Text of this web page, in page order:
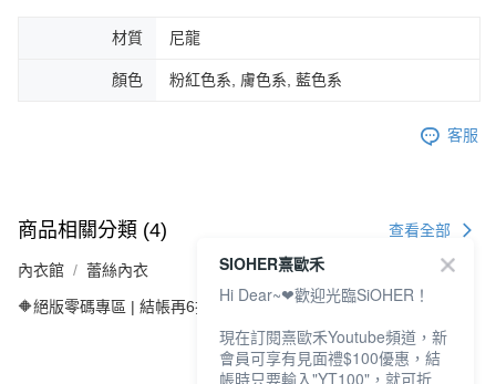
材質 尼龍
顏色 粉紅色系, 膚色系, 藍色系
客服
商品相關分類 (4) 查看全部
內衣館 蕾絲內衣
🔶絕版零碼專區 | 結帳再6折
SIOHER熹歐禾
Hi Dear~❤歡迎光臨SiOHER！
現在訂閱熹歐禾Youtube頻道，新
會員可享有見面禮$100優惠，結
帳時只要輸入"YT100"，就可折